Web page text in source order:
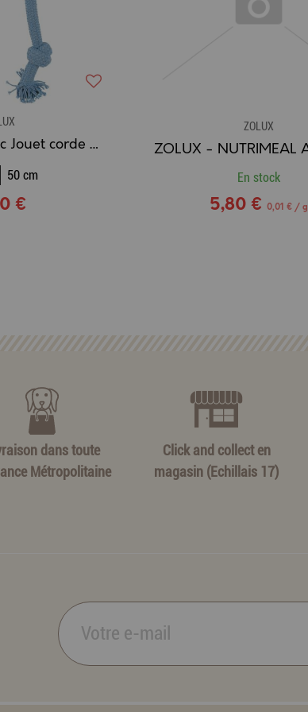
ZOLUX - Cosmic Jouet corde 3 noeuds
50 cm
€
ZOLUX
En stock
5,80 € 0,01 € / g
dans toute
Métropolitaine
Click and collect en
magasin (Echillais 17)